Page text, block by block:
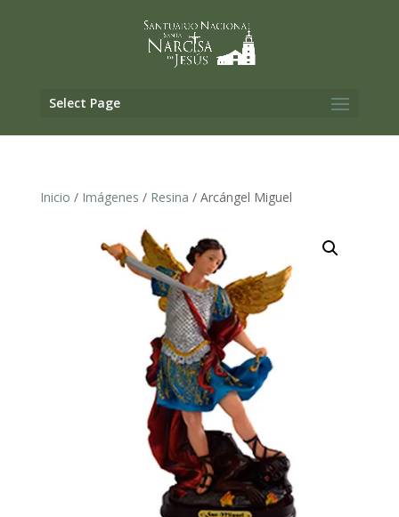
Select Page
Inicio / Imágenes / Resina / Arcángel Miguel